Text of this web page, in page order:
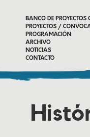
BANCO DE PROYECTOS
PROYECTOS /
PROGRAMACIÓN
ARCHIVO
NOTICIAS
CONTACTO